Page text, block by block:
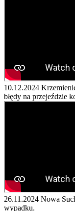
10.12.2024
błędy na przejeździe
26.11.2024 Nowa
wypadku.